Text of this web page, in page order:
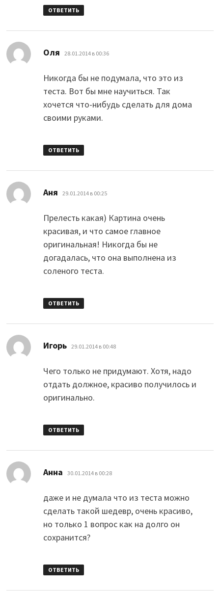
ОТВЕТИТЬ
Оля 28.01.2014 в 00:36
Никогда бы не подумала, что это из
теста. Вот бы мне научиться. Так
хочется что-нибудь сделать для дома
своими руками.
ОТВЕТИТЬ
Аня 29.01.2014 в 00:25
Прелесть какая) Картина очень
красивая, и что самое главное
оригинальная! Никогда бы не
догадалась, что она выполнена из
соленого теста.
ОТВЕТИТЬ
Игорь 29.01.2014 в 00:48
Чего только не придумают. Хотя, надо
отдать должное, красиво получилось и
оригинально.
ОТВЕТИТЬ
Анна 30.01.2014 в 00:28
даже и не думала что из теста можно
сделать такой шедевр, очень красиво,
но только 1 вопрос как на долго он
сохранится?
ОТВЕТИТЬ